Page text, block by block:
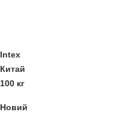
Intex
Китай
100 кг
Новий